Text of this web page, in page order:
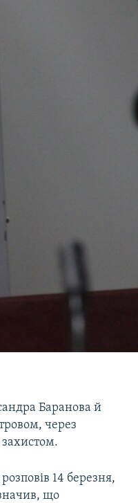
Баранова й
через
розповів 14 березня,
що